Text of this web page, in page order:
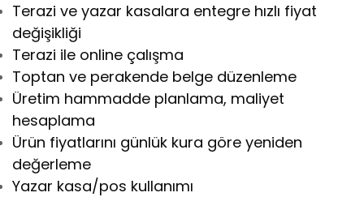
Terazi ve yazar kasalara entegre hızlı fiyat
değişikliği
Terazi ile online çalışma
Toptan ve perakende belge düzenleme
Üretim hammadde planlama, maliyet
hesaplama
Ürün fiyatlarını günlük kura göre yeniden
değerleme
Yazar kasa/pos kullanımı